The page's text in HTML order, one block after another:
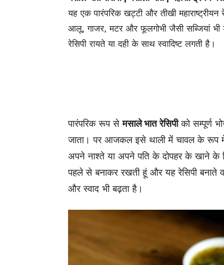
यह एक पारंपरिक खट्टी और तीखी
आलू, गाजर, मटर और फूलगोभी जैसी सब्जियां
रेसिपी रायते या दही के साथ स्वादिष्ट लगती है।
पारंपरिक रूप सेमसाले भात रेसिपीको सम्पूर्ण
जाता। पर आजकल इसे थाली में चावल के रूप
अपने नाश्ते या अपने पति के दोपहर के खाने के
पहले से बनाकर रखती हूं और यह रेसिपी
और स्वाद भी बढ़ता है।